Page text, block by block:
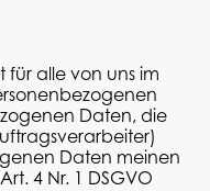
für alle von uns im
Daten, die
)
Daten meinen
4 Nr. 1 DSGVO